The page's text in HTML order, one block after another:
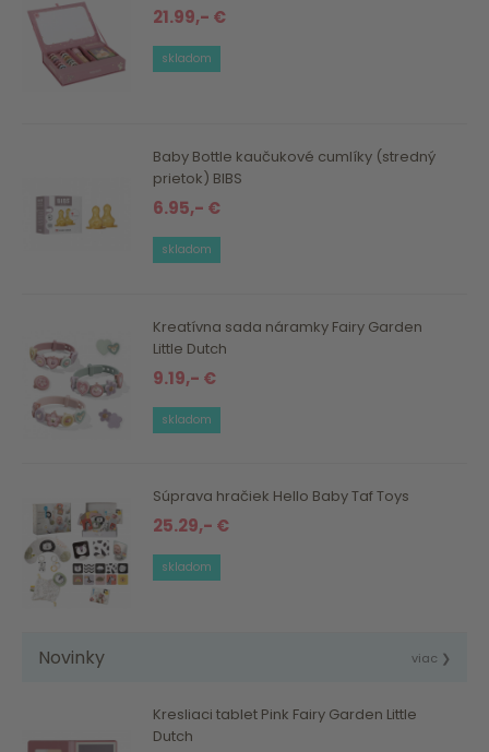
21.99,- €
skladom
Baby Bottle kaučukové cumlíky (stredný
prietok) BIBS
6.95,- €
skladom
Kreatívna sada náramky Fairy Garden
Little Dutch
9.19,- €
skladom
Súprava hračiek Hello Baby Taf Toys
25.29,- €
skladom
Novinky viac ❯
Kresliaci tablet Pink Fairy Garden Little
Dutch